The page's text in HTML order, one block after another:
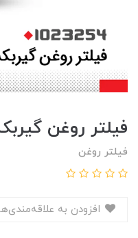
فیلتر روغن
فیلتر روغن